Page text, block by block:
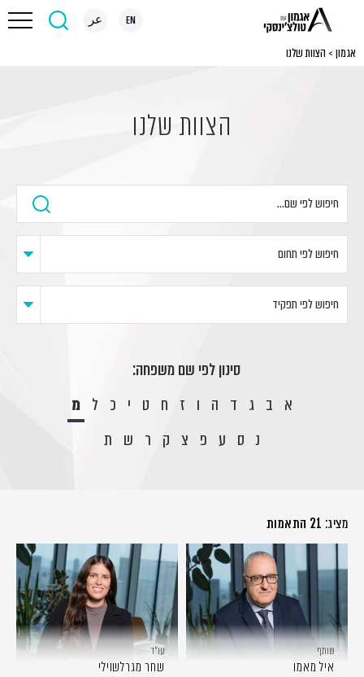
EN عر
אגמון > הצוות שלנו
הצוות שלנו
סינון לפי שם משפחה:
א ב ג ד ה ו ז ח ט י כ ל מ
נ ס ע פ צ ק ר ש ת
מציג: 21 התאמות
שותף
איל מאמו
עו״ד
שחר מגרלשוילי